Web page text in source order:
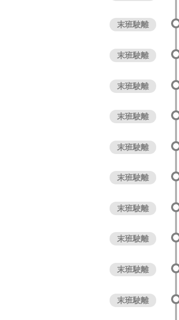
末班駛離
末班駛離
末班駛離
末班駛離
末班駛離
末班駛離
末班駛離
末班駛離
末班駛離
末班駛離